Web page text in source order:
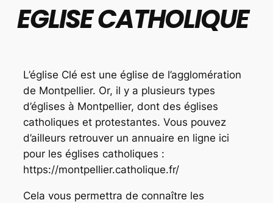
EGLISE CATHOLIQUE
L’église Clé est une église de l’agglomération
de Montpellier. Or, il y a plusieurs types
d’églises à Montpellier, dont des églises
catholiques et protestantes. Vous pouvez
d’ailleurs retrouver un annuaire en ligne ici
pour les églises catholiques :
https://montpellier.catholique.fr/
Cela vous permettra de connaître les